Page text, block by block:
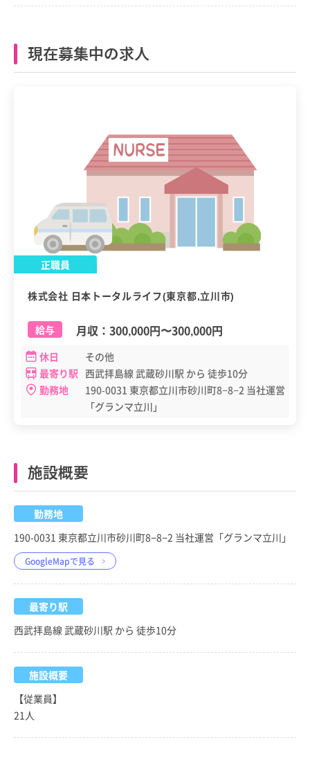
現在募集中の求人
正職員
株式会社 日本トータルライフ(東京都,立川市)
給与 月収： 300,000円〜300,000円
休日
その他
最寄り駅 西武拝島線 武蔵砂川駅 から 徒歩10分
勤務地
190-0031 東京都立川市砂川町8−8−2 当社運営
「グランマ立川」
施設概要
勤務地
190-0031 東京都立川市砂川町8−8−2 当社運営「グランマ立川」
GoogleMapで見る
最寄り駅
西武拝島線 武蔵砂川駅 から 徒歩10分
施設概要
【従業員】
21人